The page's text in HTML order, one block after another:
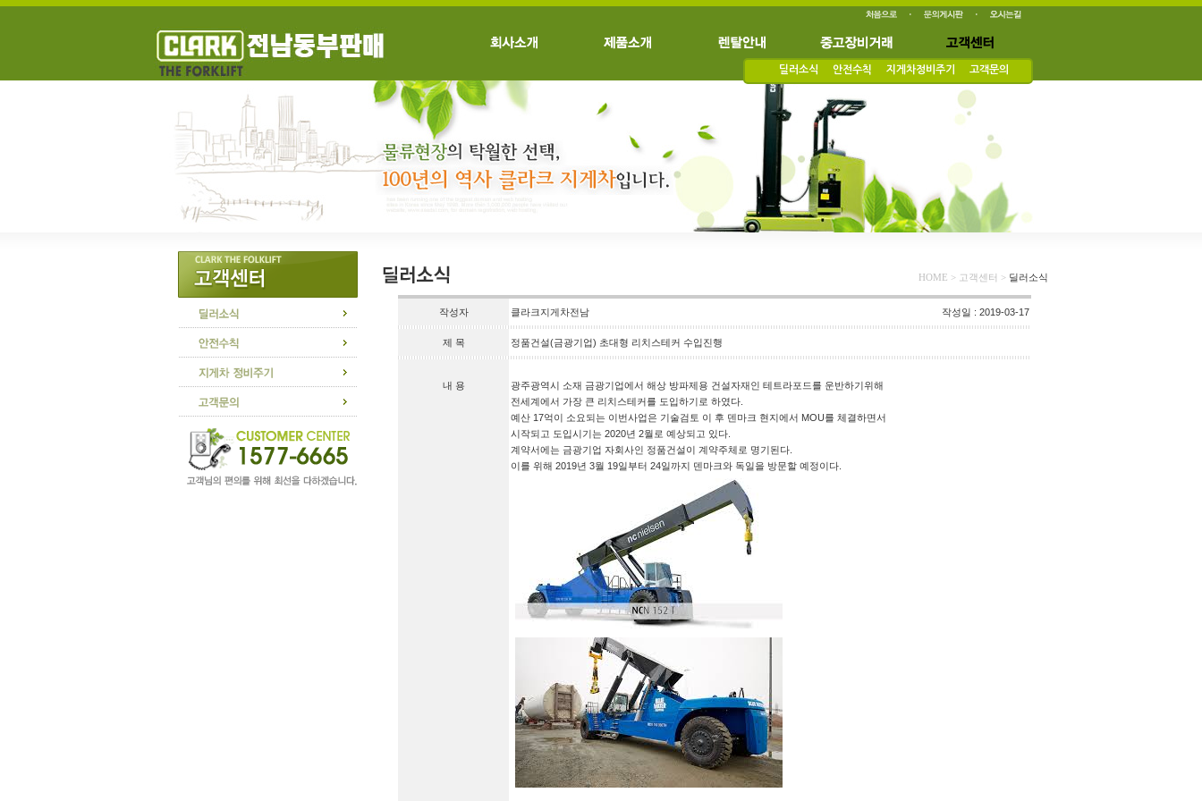
딜러소식 안전수칙 지게차정비주기 고객문의
HOME > 고객센터 > 딜러소식
작성자 클라크지게차전남 작성일 : 2019-03-17
제 목 정품건설(금광기업) 초대형 리치스테커 수입진행
내 용
광주광역시 소재 금광기업에서 해상 방파제용 건설자재인 테트라포드를 운반하기위해
전세계에서 가장 큰 리치스테커를 도입하기로 하였다.
예산 17억이 소요되는 이번사업은 기술검토 이 후 덴마크 현지에서 MOU를 체결하면서
시작되고 도입시기는 2020년 2월로 예상되고 있다.
계약서에는 금광기업 자회사인 정품건설이 계약주체로 명기된다.
이를 위해 2019년 3월 19일부터 24일까지 덴마크와 독일을 방문할 예정이다.